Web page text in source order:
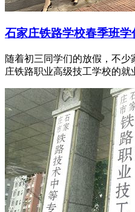
石家庄铁路学校春季班
随着初三同学们的放假，不
庄铁路职业高级技工学校的